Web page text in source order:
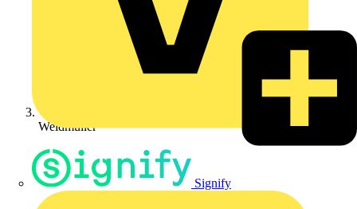
Signify
Weidmüller